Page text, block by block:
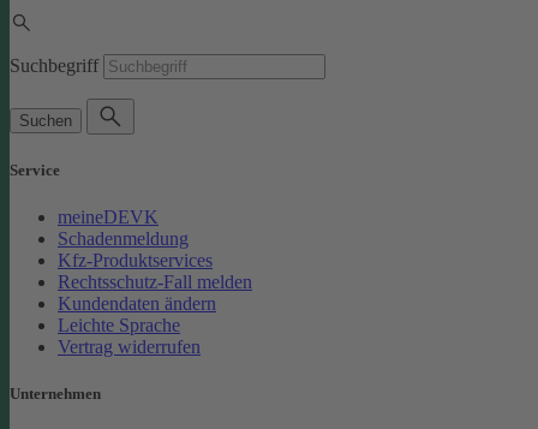
Suchbegriff
Suchen
Service
meineDEVK
Schadenmeldung
Kfz-Produktservices
Rechtsschutz-Fall melden
Kundendaten ändern
Leichte Sprache
Vertrag widerrufen
Unternehmen